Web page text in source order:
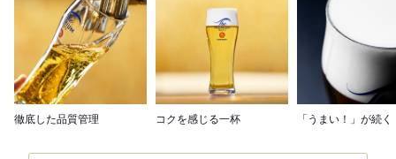
徹底した品質管理 コクを感じる一杯 「うまい！」が続く